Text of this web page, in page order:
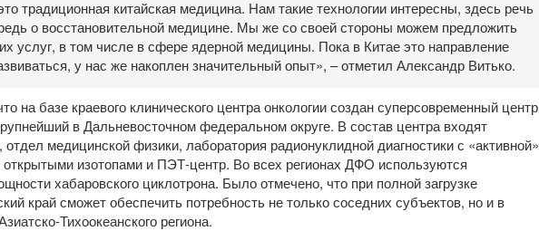
традиционная китайская медицина. Нам такие технологии интересны, здесь речь
о восстановительной медицине. Мы же со своей стороны можем предложить
услуг, в том числе в сфере ядерной медицины. Пока в Китае это направление
у нас же накоплен значительный опыт», – отметил Александр Витько.
на базе краевого клинического центра онкологии создан суперсовременный центр
в Дальневосточном федеральном округе. В состав центра входят
отдел медицинской физики, лаборатория радионуклидной диагностики с «активной»
открытыми изотопами и ПЭТ-центр. Во всех регионах ДФО используются
хабаровского циклотрона. Было отмечено, что при полной загрузке
край сможет обеспечить потребность не только соседних субъектов, но и в
Тихоокеанского региона.